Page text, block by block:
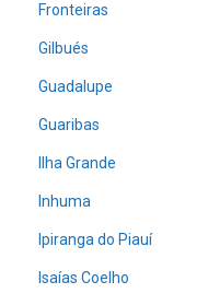
Fronteiras
Gilbués
Guadalupe
Guaribas
Ilha Grande
Inhuma
Ipiranga do Piauí
Isaías Coelho